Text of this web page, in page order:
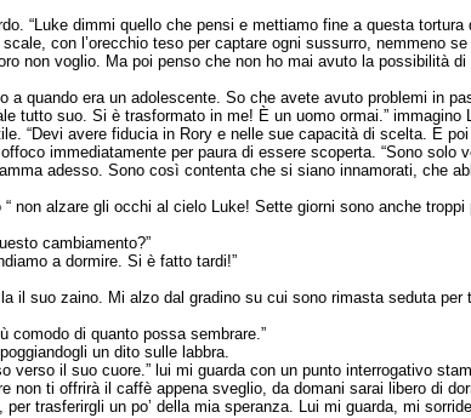
“Luke dimmi quello che pensi e mettiamo fine a questa tortura
con l’orecchio teso per captare ogni sussurro, nemmeno
non voglio. Ma poi penso che non ho mai avuto la possibilità di
quando era un adolescente. So che avete avuto problemi in
tutto suo. Si è trasformato in me! È un uomo ormai.” immagino
“Devi avere fiducia in Rory e nelle sue capacità di scelta. E
immediatamente per paura di essere scoperta. “Sono solo
adesso. Sono così contenta che si siano innamorati, che
non alzare gli occhi al cielo Luke! Sette giorni sono anche troppi
cambiamento?”
a dormire. Si è fatto tardi!”
il suo zaino. Mi alzo dal gradino su cui sono rimasta seduta per
comodo di quanto possa sembrare.”
un dito sulle labbra.
il suo cuore.” lui mi guarda con un punto interrogativo
ti offrirà il caffè appena sveglio, da domani sarai libero di
trasferirgli un po’ della mia speranza. Lui mi guarda, mi